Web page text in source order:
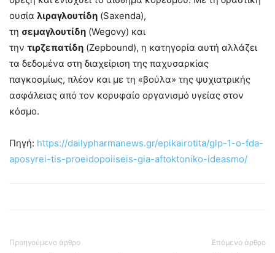
ουσία λιραγλουτίδη (Saxenda),
τη σεμαγλουτίδη (Wegovy) και
την τιρζεπατίδη (Zepbound), η κατηγορία αυτή αλλάζει
τα δεδομένα στη διαχείριση της παχυσαρκίας
παγκοσμίως, πλέον και με τη «βούλα» της ψυχιατρικής
ασφάλειας από τον κορυφαίο οργανισμό υγείας στον
κόσμο.
Πηγή: https://dailypharmanews.gr/epikairotita/glp-1-o-fda-
aposyrei-tis-proeidopoiiseis-gia-aftoktoniko-ideasmo/
Προηγούμενο άρθρο Επόμενο άρθρο